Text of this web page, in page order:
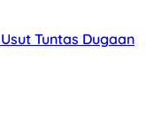
Tuntas Dugaan